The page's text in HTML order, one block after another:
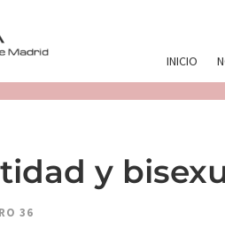
INICIO
y
36